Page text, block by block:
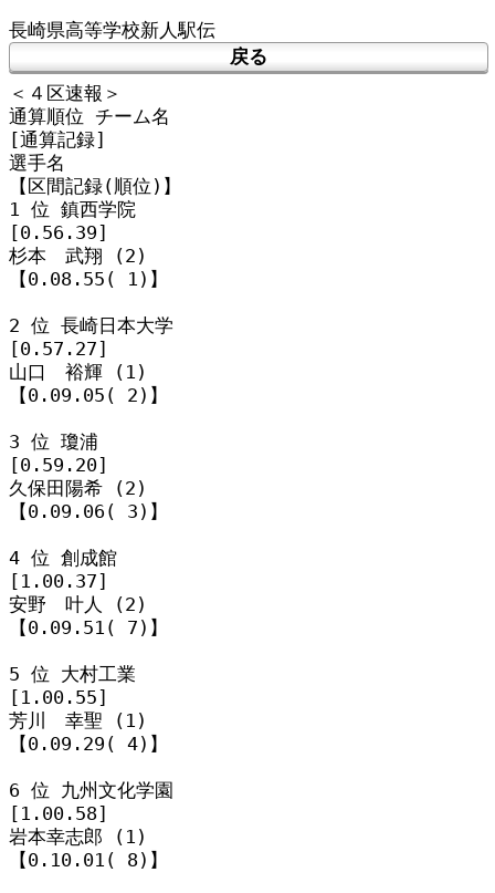
戻る
＜４区速報＞
通算順位 チーム名
[通算記録]
選手名
【区間記録(順位)】
1 位 鎮西学院
[0.56.39]
杉本　武翔 (2)
【0.08.55( 1)】
2 位 長崎日本大学
[0.57.27]
山口　裕輝 (1)
【0.09.05( 2)】
3 位 瓊浦
[0.59.20]
久保田陽希 (2)
【0.09.06( 3)】
4 位 創成館
[1.00.37]
安野　叶人 (2)
【0.09.51( 7)】
5 位 大村工業
[1.00.55]
芳川　幸聖 (1)
【0.09.29( 4)】
6 位 九州文化学園
[1.00.58]
岩本幸志郎 (1)
【0.10.01( 8)】